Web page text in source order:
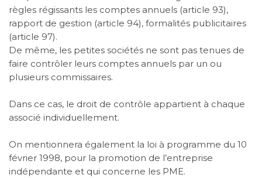
règles régissants les comptes annuels (article 93),
rapport de gestion (article 94), formalités publicitaires
(article 97).
De même, les petites sociétés ne sont pas tenues de
faire contrôler leurs comptes annuels par un ou
plusieurs commissaires.
Dans ce cas, le droit de contrôle appartient à chaque
associé individuellement.
On mentionnera également la loi à programme du 10
février 1998, pour la promotion de l’entreprise
indépendante et qui concerne les PME.